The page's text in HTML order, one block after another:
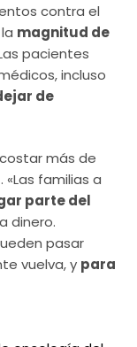
contra el
magnitud de
pacientes
incluso
de
más de
«Las familias a
parte del
dinero.
pasar
vuelva, y para